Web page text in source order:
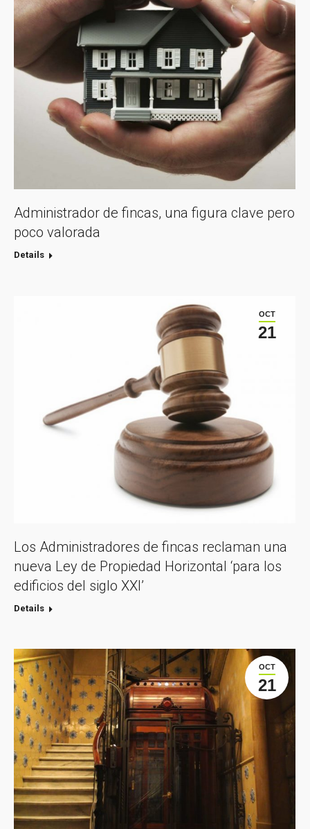
Administrador de fincas, una figura clave pero
poco valorada
Details
OCT
21
Los Administradores de fincas reclaman una
nueva Ley de Propiedad Horizontal ‘para los
edificios del siglo XXI’
Details
OCT
21